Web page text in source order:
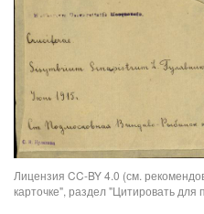
Лицензия CC-BY 4.0 (см.
карточке", раздел "Цитировать для